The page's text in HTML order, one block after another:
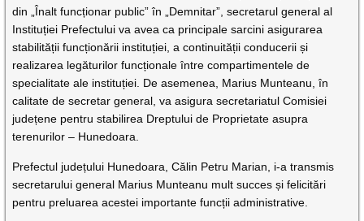
din „Înalt funcționar public” în „Demnitar”, secretarul general al
Instituției Prefectului va avea ca principale sarcini asigurarea
stabilității funcționării instituției, a continuității conducerii și
realizarea legăturilor funcționale între compartimentele de
specialitate ale instituției. De asemenea, Marius Munteanu, în
calitate de secretar general, va asigura secretariatul Comisiei
județene pentru stabilirea Dreptului de Proprietate asupra
terenurilor – Hunedoara.
Prefectul județului Hunedoara, Călin Petru Marian, i-a transmis
secretarului general Marius Munteanu mult succes și felicitări
pentru preluarea acestei importante funcții administrative.